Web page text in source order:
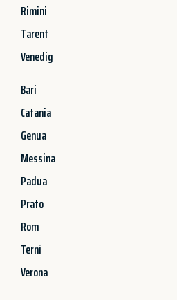
Rimini
Tarent
Venedig
Bari
Catania
Genua
Messina
Padua
Prato
Rom
Terni
Verona